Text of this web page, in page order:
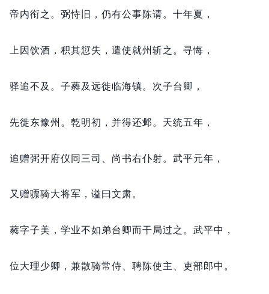
帝内衔之。 弼恃旧， 仍有公事陈请。 十年夏，
上因饮酒， 积其愆失， 遣使就州斩之。 寻悔，
驿追不及。 子蕤及远徙临海镇。 次子台卿，
先徙东豫州。 乾明初， 并得还邺。 天统五年，
追赠弼开府仪同三司、尚书右仆射。 武平元年，
又赠骠骑大将军， 谥曰文肃。
蕤字子美， 学业不如弟台卿而干局过之。 武平中，
位大理少卿， 兼散骑常侍、聘陈使主、吏部郎中。